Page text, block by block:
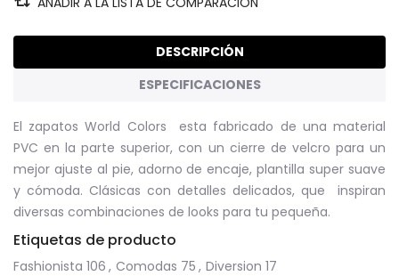
DESCRIPCIÓN
ESPECIFICACIONES
El zapatos World Colors esta fabricado de una material
PVC en la parte superior, con un cierre de velcro para un
mejor ajuste al pie, adorno de encaje, plantilla super suave
y cómoda. Clásicas con detalles delicados, que inspiran
diversas combinaciones de looks para tu pequeña.
Etiquetas de producto
Fashionista 106 , Comodas 75 , Diversion 17